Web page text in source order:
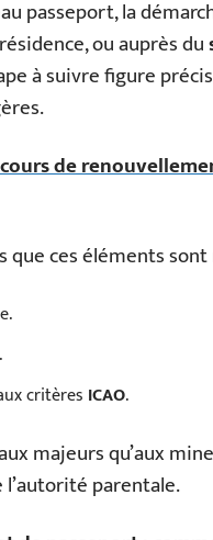
passeport, la
ou auprès du
à suivre figure
de
que ces éléments
critères ICAO.
majeurs qu’aux
l’autorité parentale.